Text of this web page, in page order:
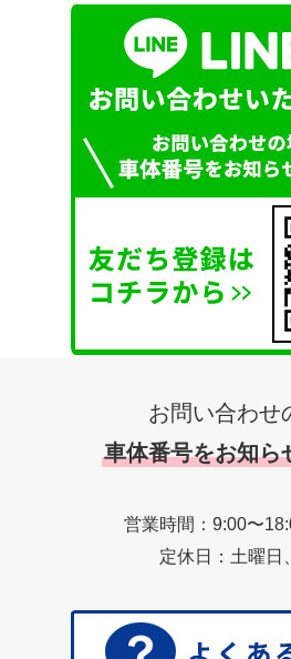
お問い合わせ
車体番号をお知ら
営業時間：9:00〜
定休日：土曜日